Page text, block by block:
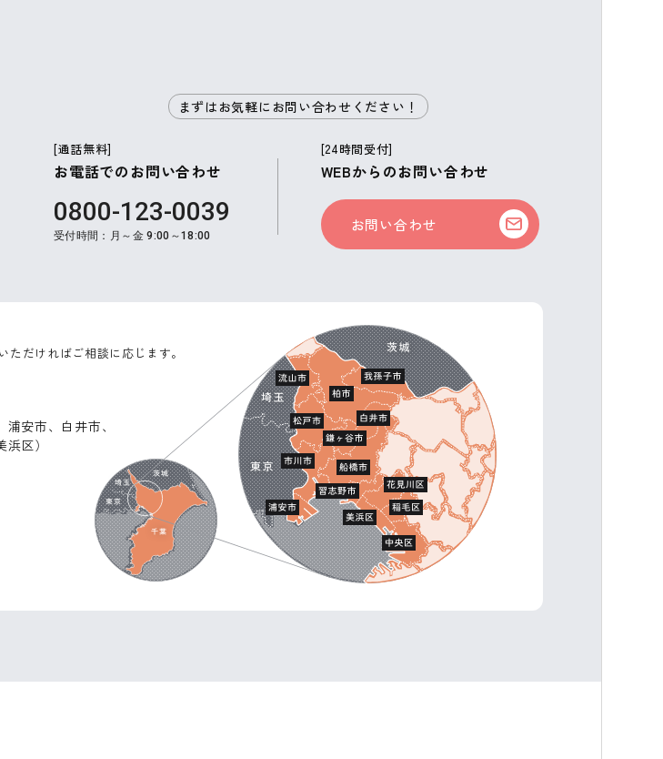
まずはお気軽にお問い合わせください！
[通話無料]
お電話でのお問い合わせ
0800-123-0039
受付時間：月～金 9:00～18:00
[24時間受付]
WEBからのお問い合わせ
お問い合わせ
だければご相談に応じます。
安市、白井市、
区）